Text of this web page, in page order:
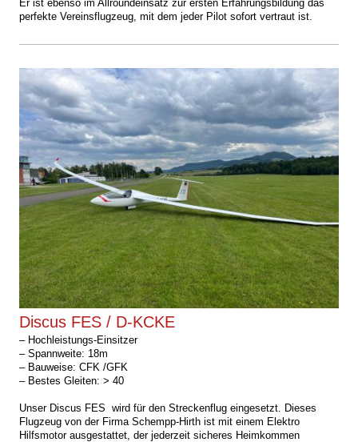
Er ist ebenso im Allroundeinsatz zur ersten Erfahrungsbildung das
perfekte Vereinsflugzeug, mit dem jeder Pilot sofort vertraut ist.
Discus FES / D-KCKE
– Hochleistungs-Einsitzer
– Spannweite: 18m
– Bauweise: CFK /GFK
– Bestes Gleiten: > 40
Unser Discus FES wird für den Streckenflug eingesetzt. Dieses
Flugzeug von der Firma Schempp-Hirth ist mit einem Elektro
Hilfsmotor ausgestattet, der jederzeit sicheres Heimkommen